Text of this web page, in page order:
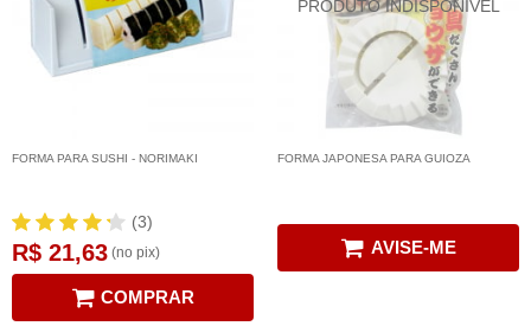
FORMA PARA SUSHI - NORIMAKI
(3)
R$ 21,63 (no pix)
COMPRAR
FORMA JAPONESA PARA GUIOZA
AVISE-ME